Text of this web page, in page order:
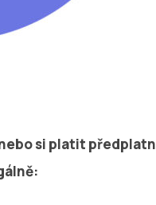
si platit